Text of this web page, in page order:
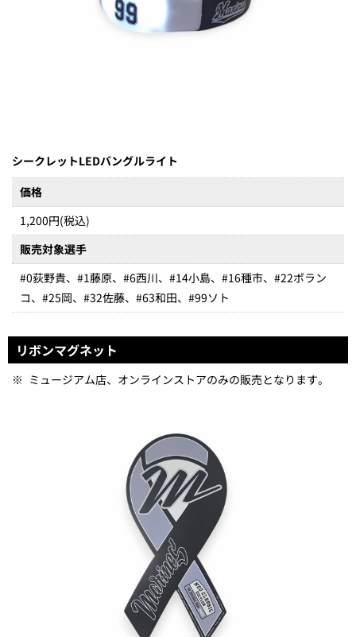
シークレットLEDバングルライト
価格
1,200円(税込)
販売対象選手
#0荻野貴、#1藤原、#6西川、#14小島、#16種市、#22ポラン
コ、#25岡、#32佐藤、#63和田、#99ソト
リボンマグネット
※ ミュージアム店、オンラインストアのみの販売となります。